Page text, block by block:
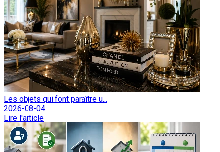
Les objets qui font paraître u...
2026-08-04
Lire l'article